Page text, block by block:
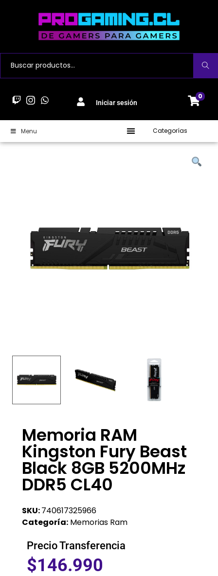
Buscar
Iniciar sesión
0
Menu Categorías
Memoria RAM
Kingston Fury Beast
Black 8GB 5200MHz
DDR5 CL40
SKU:740617325966
Categoría: Memorias Ram
Precio Transferencia
$146.990